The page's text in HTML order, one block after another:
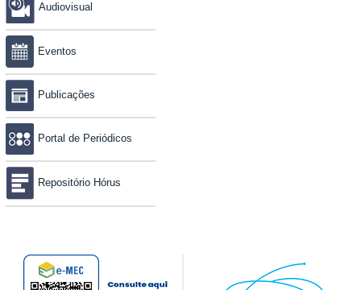
Audiovisual
Eventos
Publicações
Portal de Periódicos
Repositório Hórus